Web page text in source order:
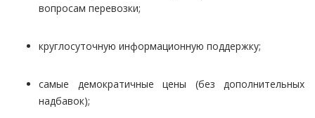
вопросам перевозки;
круглосуточную информационную поддержку;
самые демократичные цены (без дополнительных
надбавок);